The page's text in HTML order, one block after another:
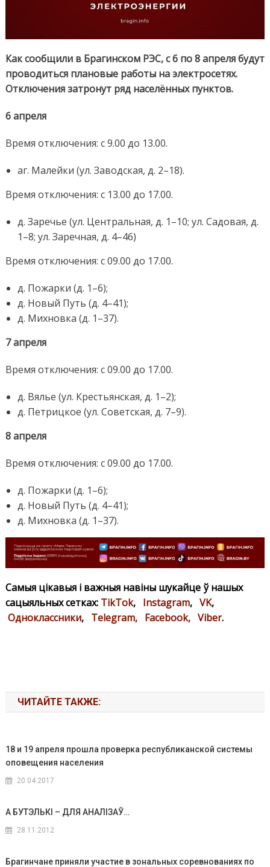
Как сообщили в Брагинском РЭС, с 6 по 8 апреля будут
проводиться плановые работы на электросетях.
Отключения затронут ряд населённых пунктов.
6 апреля
Время отключения: с 9.00 до 13.00.
аг. Малейки (ул. Заводская, д. 2–18).
Время отключения: с 13.00 до 17.00.
д. Заречье (ул. Центральная, д. 1–10; ул. Садовая, д.
1–8; ул. Заречная, д. 4–46)
Время отключения: с 09.00 до 17.00.
д. Пожарки (д. 1–6);
д. Новый Путь (д. 4–41);
д. Михновка (д. 1–37).
7 апреля
Время отключения: с 09.00 до 17.00.
д. Вялье (ул. Крестьянская, д. 1–2);
д. Петрицкое (ул. Советская, д. 7–9).
8 апреля
Время отключения: с 09.00 до 17.00.
д. Пожарки (д. 1–6);
д. Новый Путь (д. 4–41);
д. Михновка (д. 1–37).
Самыя цікавыя і важныя навіны шукайце ў нашых
сацыяльных сетках: TikTok, Instagram, VK,
Одноклассники, Telegram, Facebook, Viber.
ЧИТАЙТЕ ТАКЖЕ:
18 и 19 апреля прошла проверка республиканской системы
оповещения населения
20.04.2017
А БУТЭЛЬКІ – ДЛЯ АНАЛІЗАЎ…
28.11.2012
Брагинчане приняли участие в зональных соревнованиях по